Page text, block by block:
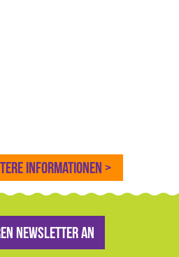
Informationen >
Newsletter an